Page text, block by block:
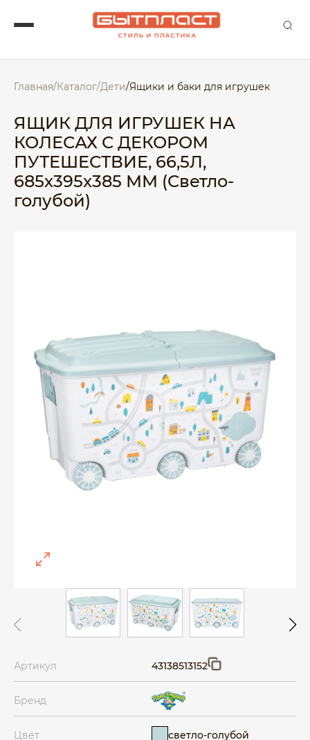
Главная/Каталог/Дети/Ящики и баки для игрушек
ЯЩИК ДЛЯ ИГРУШЕК НА
КОЛЕСАХ С ДЕКОРОМ
ПУТЕШЕСТВИЕ, 66,5Л,
685х395х385 ММ (Светло-
голубой)
Артикул 43138513152
Бренд
Цвет светло-голубой